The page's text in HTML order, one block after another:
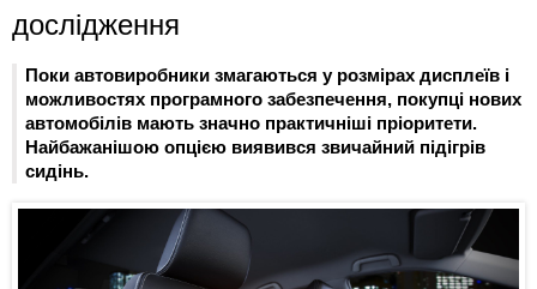
дослідження
Поки автовиробники змагаються у розмірах дисплеїв і
можливостях програмного забезпечення, покупці нових
автомобілів мають значно практичніші пріоритети.
Найбажанішою опцією виявився звичайний підігрів
сидінь.